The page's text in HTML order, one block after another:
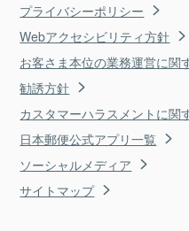
プライバシーポリシー
Webアクセシビリティ方針
お客さま本位の業務運営に関
勧誘方針
カスタマーハラスメントに関
日本郵便公式アプリ一覧
ソーシャルメディア
サイトマップ